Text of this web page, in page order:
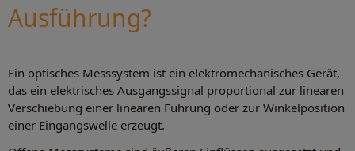
Ausführung?
Ein optisches Messsystem ist ein elektromechanisches Gerät,
das ein elektrisches Ausgangssignal proportional zur linearen
Verschiebung einer linearen Führung oder zur Winkelposition
einer Eingangswelle erzeugt.